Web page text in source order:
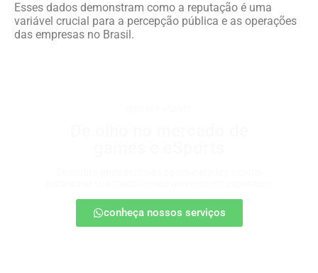
Esses dados demonstram como a reputação é uma
variável crucial para a percepção pública e as operações
das empresas no Brasil.
conheça nossos serviços